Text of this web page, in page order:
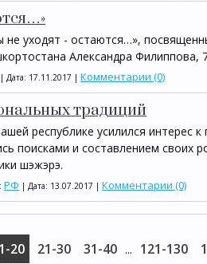
не уходят - остаются…»,
Александра Филиппова,
| Дата: 17.11.2017 | Комментарии (0)
традиций
республике усилился
поисками и составлением своих
шэжэрэ.
РФ | Дата: 13.07.2017 | Комментарии (0)
20 21-30 31-40 ... 121-130